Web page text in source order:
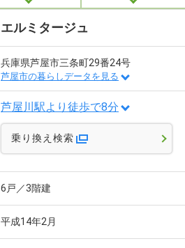
エルミタージュ
兵庫県芦屋市三条町29番24号
芦屋市の暮らしデータを見る
芦屋川駅より徒歩で8分
乗り換え検索
6戸／3階建
平成14年2月